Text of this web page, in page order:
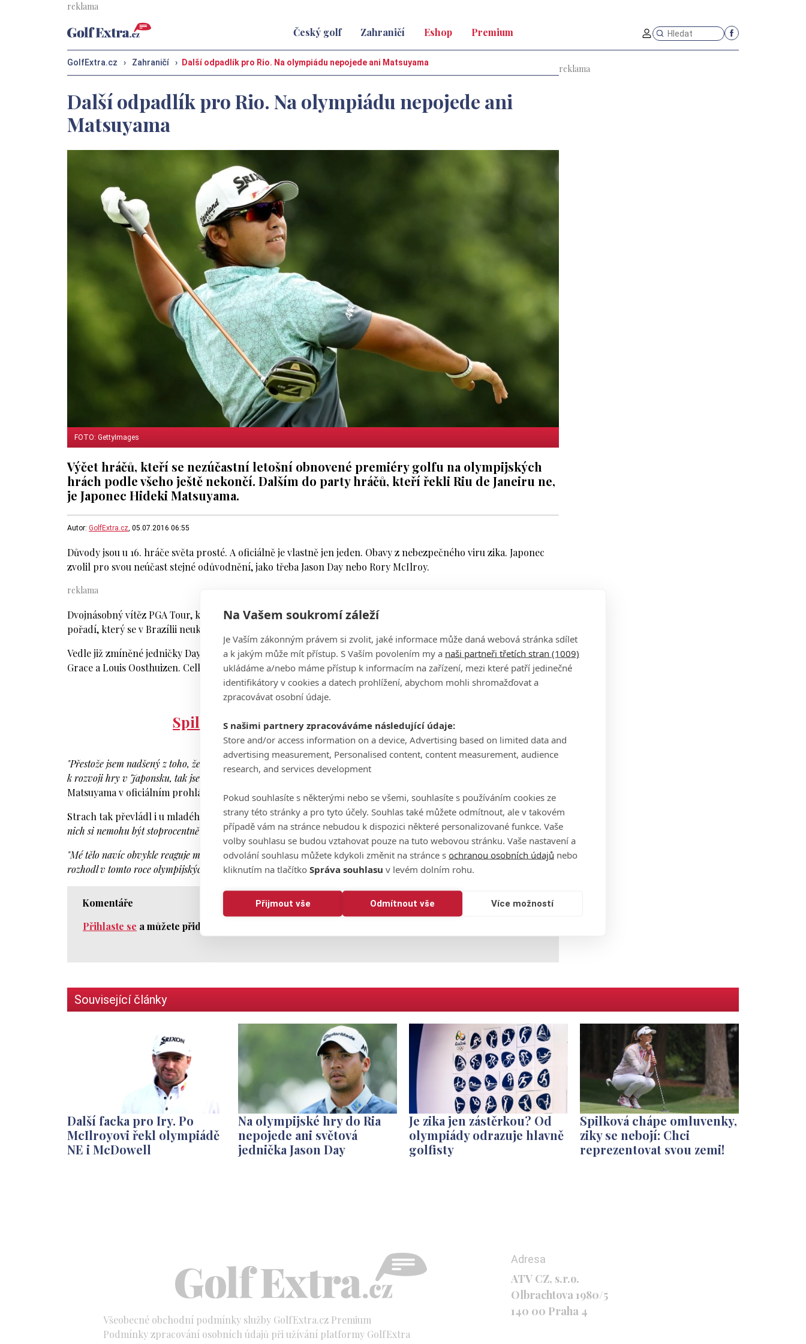
Na Vašem soukromí záleží
Je Vaším zákonným právem si zvolit, jaké informace může daná webová stránka sdílet
a k jakým může mít přístup. S Vaším povolením my a naši partneři třetích stran (1009)
ukládáme a/nebo máme přístup k informacím na zařízení, mezi které patří jedinečné
identifikátory v cookies a datech prohlížení, abychom mohli shromažďovat a
zpracovávat osobní údaje.
S našimi partnery zpracováváme následující údaje:
Store and/or access information on a device, Advertising based on limited data and
advertising measurement, Personalised content, content measurement, audience
research, and services development
Pokud souhlasíte s některými nebo se všemi, souhlasíte s používáním cookies ze
strany této stránky a pro tyto účely. Souhlas také můžete odmítnout, ale v takovém
případě vám na stránce nebudou k dispozici některé personalizované funkce. Vaše
volby souhlasu se budou vztahovat pouze na tuto webovou stránku. Vaše nastavení a
odvolání souhlasu můžete kdykoli změnit na stránce s ochranou osobních údajů nebo
kliknutím na tlačítko Správa souhlasu v levém dolním rohu.
Přijmout vše Odmítnout vše Více možností
Český golf Zahraničí Eshop Premium
GolfExtra.cz › Zahraničí › Další odpadlík pro Rio. Na olympiádu nepojede ani Matsuyama
Další odpadlík pro Rio. Na olympiádu nepojede ani
Matsuyama
FOTO: GettyImages
Výčet hráčů, kteří se nezúčastní letošní obnovené premiéry golfu na olympijských
hrách podle všeho ještě nekončí. Dalším do party hráčů, kteří řekli Riu de Janeiru ne,
je Japonec Hideki Matsuyama.
Autor: GolfExtra.cz, 05.07.2016 06:55
Důvody jsou u 16. hráče světa prosté. A oficiálně je vlastně jen jeden. Obavy z nebezpečného viru zika. Japonec
zvolil pro svou neúčast stejné odůvodnění, jako třeba Jason Day nebo Rory McIlroy.
Dvojnásobný vítěz PGA Tour, který v tomto roce ovládl Phoenix Open, je šestým hráčem z TOP 20 světového
pořadí, který se v Brazílii neukáže.
Vedle již zmíněné jedničky Daye a čtyřky McIlroye se olympijských her nezúčastní ani Adam Scott, Branden
Grace a Louis Oosthuizen. Celkem už poslalo omluvenku 13 hráčů a jedna golfistka - Lee-Anne Pace.
Čtěte také:
Spilková chápe omluvenky, ziky se nebojí:
Chci reprezentovat svou zemi!
"Přestože jsem nadšený z toho, že se golf vrací na olympijské hry a já si uvědomuji, že můj případný úspěch by pomohl
k rozvoji hry v Japonsku, tak jsem dospěl k názoru, že nemohu sebe ani svůj tým vystavit zdravotnímu riziku,"
Matsuyama v oficiálním prohlášení.
Strach tak převládl i u mladého Japonce:"Dostal jsem informace ze všech stran a stejně tak od mých doktorů. A podle
nich si nemohu být stoprocentně jistý, že budu jí nebo můj tým před virem zika v bezpečí."
"Mé tělo navíc obvykle reaguje mnohem intenzivněji na kousnutí od hmyzu. Kvůli tomu všemu jsem se s těžkým srdcem
rozhodl v tomto roce olympijských her nezúčastnit,"dodal Matsuyama.
Komentáře
Přihlaste se a můžete přidat komentář.
Související články
Další facka pro Iry. Po
McIlroyovi řekl olympiádě
NE i McDowell
Na olympijské hry do Ria
nepojede ani světová
jednička Jason Day
Je zika jen zástěrkou? Od
olympiády odrazuje hlavně
golfisty
Spilková chápe omluvenky,
ziky se nebojí: Chci
reprezentovat svou zemi!
Všeobecné obchodní podmínky služby GolfExtra.cz Premium
Podmínky zpracování osobních údajů při užívání platformy GolfExtra
Adresa
ATV CZ, s.r.o.
Olbrachtova 1980/5
140 00 Praha 4